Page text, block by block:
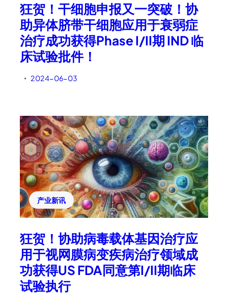
狂贺！干细胞申报又一突破！协
助异体脐带干细胞应用于衰弱症
治疗成功获得Phase I/II期 IND 临
床试验批件！
• 2024-06-03
产业新讯
狂贺！协助病毒载体基因治疗应
用于视网膜病变疾病治疗领域成
功获得US FDA同意第I/II期临床
试验执行